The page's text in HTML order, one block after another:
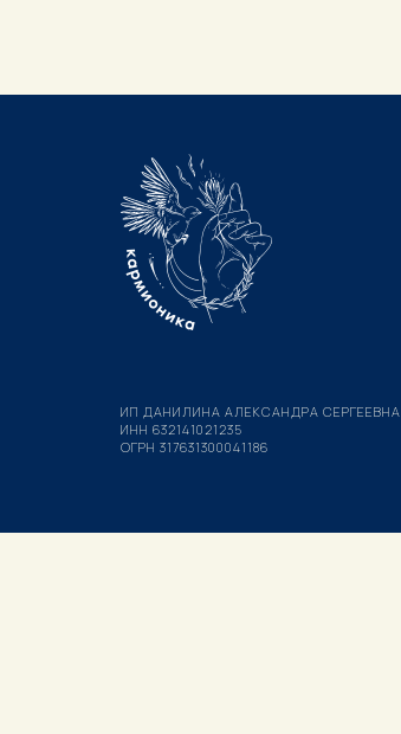
ИП ДАНИЛИНА АЛЕКСАНДРА СЕРГЕЕВНА
ИНН 632141021235
ОГРН 317631300041186